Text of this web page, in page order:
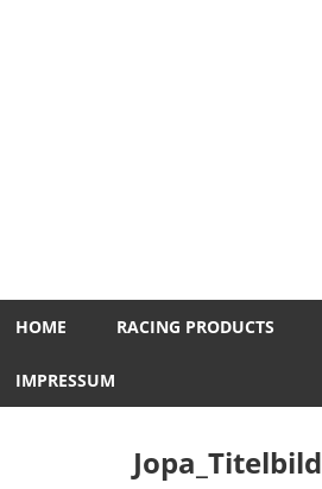
Jopa-
Racing
HOME RACING PRODUCTS
IMPRESSUM
Jopa_Titelbild